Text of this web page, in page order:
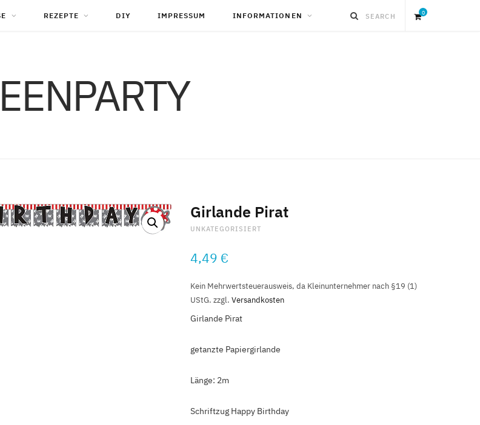
REZEPTE DIY IMPRESSUM INFORMATIONEN 0
Girlande Pirat
UNKATEGORISIERT
4,49 €
Kein Mehrwertsteuerausweis, da Kleinunternehmer nach §19 (1)
UStG. zzgl. Versandkosten
Girlande Pirat
getanzte Papiergirlande
Länge: 2m
Schriftzug Happy Birthday